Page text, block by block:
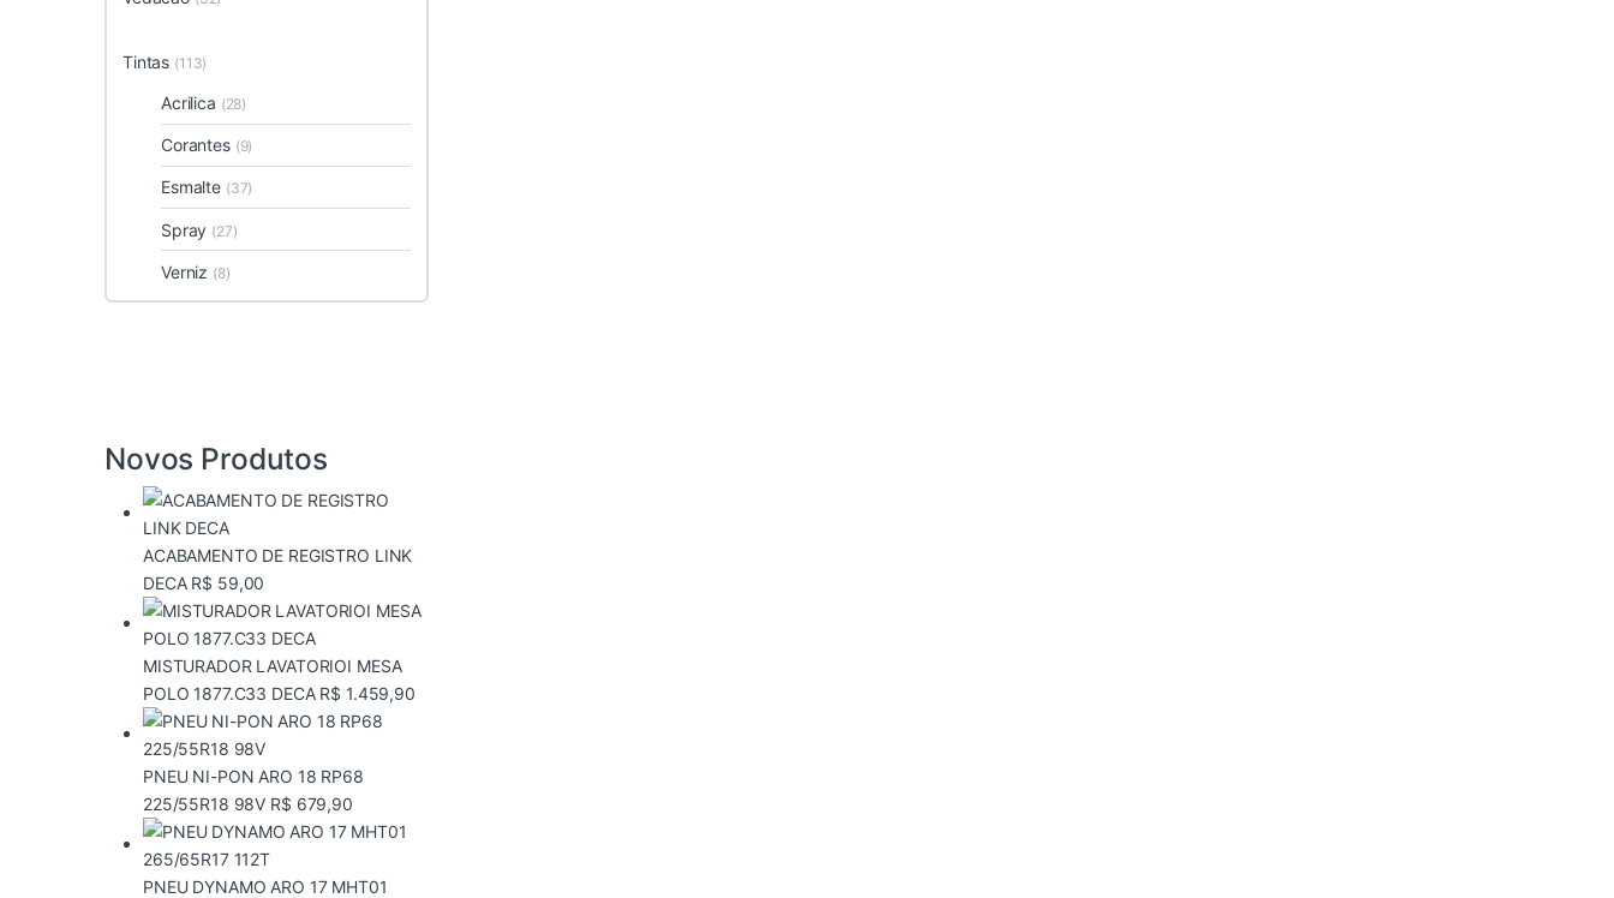
Tintas (113)
Acrilica (28)
Corantes (9)
Esmalte (37)
Spray (27)
Verniz (8)
Novos Produtos
ACABAMENTO DE REGISTRO LINK
DECA R$ 59,00
MISTURADOR LAVATORIOI MESA
POLO 1877.C33 DECA R$ 1.459,90
PNEU NI-PON ARO 18 RP68
225/55R18 98V R$ 679,90
PNEU DYNAMO ARO 17 MHT01